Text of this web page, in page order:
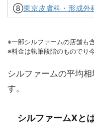
⑧東京皮膚科・形成外
※一部シルファームの店舗も
※料金は執筆段階のものでり
シルファームの平均
す。
シルファームXと